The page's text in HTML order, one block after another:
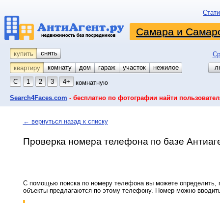
Самара и
купить снять
квартиру
комнату койко-место
дом гараж участок
нежилое
С
1 2 3 4+ комнатную
Search4Faces.com - бесплатно по фотографии найти
← вернуться назад к списку
Проверка номера телефона по базе
С помощью поиска по номеру телефона вы можете определить,
объекты предлагаются по этому телефону. Номер можно